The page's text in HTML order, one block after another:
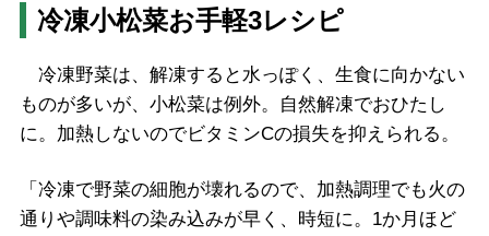
冷凍小松菜お手軽3レシピ
冷凍野菜は、解凍すると水っぽく、生食に向かない
ものが多いが、小松菜は例外。自然解凍でおひたし
に。加熱しないのでビタミンCの損失を抑えられる。
「冷凍で野菜の細胞が壊れるので、加熱調理でも火の
通りや調味料の染み込みが早く、時短に。1か月ほど